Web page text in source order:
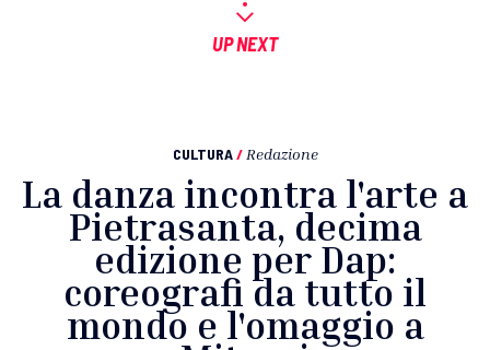
UP NEXT
CULTURA / Redazione
La danza incontra l'arte a
Pietrasanta, decima
edizione per Dap:
coreografi da tutto il
mondo e l'omaggio a